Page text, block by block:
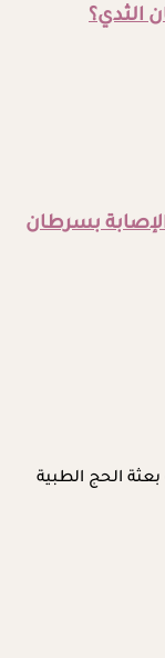
الثدي؟
بسرطان
الحج الطبية